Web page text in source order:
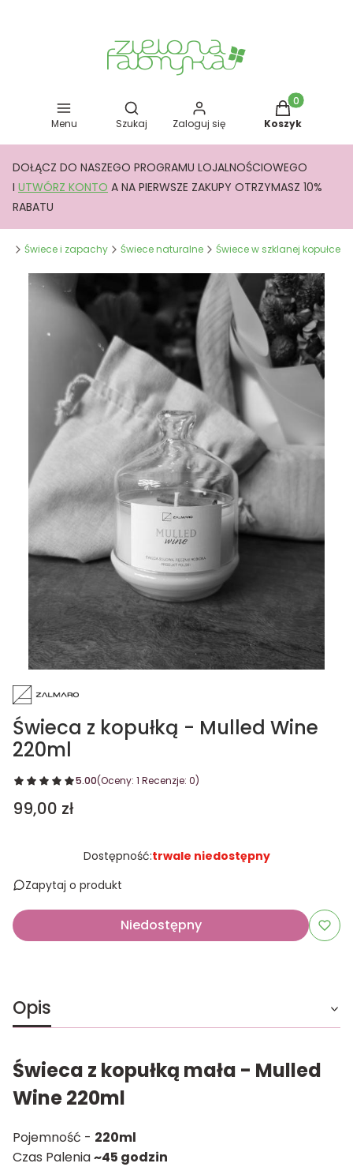
Menu
Otwórz wyszukiwarkę
Szukaj Zaloguj się
Produkty w
Koszyk
DOŁĄCZ DO NASZEGO PROGRAMU LOJALNOŚCIOWEGO
I UTWÓRZ KONTO A NA PIERWSZE ZAKUPY OTRZYMASZ 10%
RABATU
Świece i zapachy Świece naturalne Świece w szklanej kopułce
Świeca z kopułką - Mulled Wine
220ml
5.00(Oceny: 1 Recenzje: 0)
Cena
99,00 zł
Dostępność:trwale niedostępny
Zapytaj o produkt
Niedostępny
Opis
Świeca z kopułką mała - Mulled
Wine 220ml
Pojemność - 220ml
Czas Palenia~45 godzin